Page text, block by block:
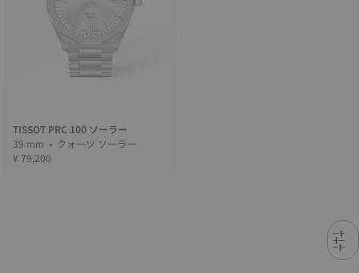
TISSOT PRC 100 ソーラー
39 mm • クォーツ ソーラー
¥ 79,200